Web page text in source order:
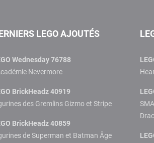
LEGO AJOUTÉS
Wednesday 76788
Nevermore
BrickHeadz 40919
des Gremlins Gizmo et Stripe
BrickHeadz 40859
de Superman et Batman Âge